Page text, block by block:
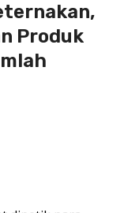
Produk